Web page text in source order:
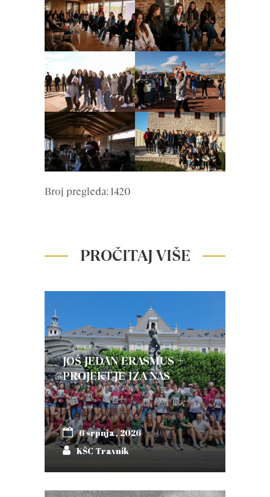
Broj pregleda: 1420
PROČITAJ VIŠE
JOŠ JEDAN ERASMUS +
PROJEKT JE IZA NAS
6 srpnja, 2026
KŠC Travnik